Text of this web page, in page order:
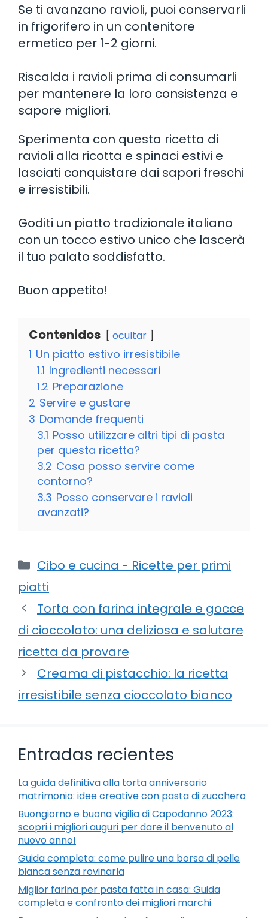
Se ti avanzano ravioli, puoi conservarli
in frigorifero in un contenitore
ermetico per 1-2 giorni.
Riscalda i ravioli prima di consumarli
per mantenere la loro consistenza e
sapore migliori.
Sperimenta con questa ricetta di
ravioli alla ricotta e spinaci estivi e
lasciati conquistare dai sapori freschi
e irresistibili.
Goditi un piatto tradizionale italiano
con un tocco estivo unico che lascerà
il tuo palato soddisfatto.
Buon appetito!
Contenidos ocultar
1 Un piatto estivo irresistibile
1.1 Ingredienti necessari
1.2 Preparazione
2 Servire e gustare
3 Domande frequenti
3.1 Posso utilizzare altri tipi di pasta
per questa ricetta?
3.2 Cosa posso servire come
contorno?
3.3 Posso conservare i ravioli
avanzati?
Categorie
Cibo e cucina - Ricette per primi
piatti
Torta con farina integrale e gocce
di cioccolato: una deliziosa e salutare
ricetta da provare
Creama di pistacchio: la ricetta
irresistibile senza cioccolato bianco
Entradas recientes
La guida definitiva alla torta anniversario
matrimonio: idee creative con pasta di zucchero
Buongiorno e buona vigilia di Capodanno 2023:
scopri i migliori auguri per dare il benvenuto al
nuovo anno!
Guida completa: come pulire una borsa di pelle
bianca senza rovinarla
Miglior farina per pasta fatta in casa: Guida
completa e confronto dei migliori marchi